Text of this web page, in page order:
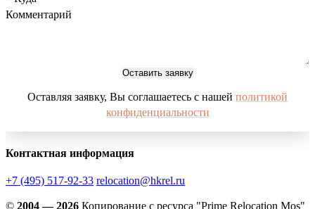
Оставить заявку
Оставляя заявку, Вы соглашаетесь с нашей политикой
конфиденциальности
Контактная информация
+7 (495) 517-92-33 relocation@hkrel.ru
© 2004 — 2026 Копирование с ресурса "Prime Relocation Mos"